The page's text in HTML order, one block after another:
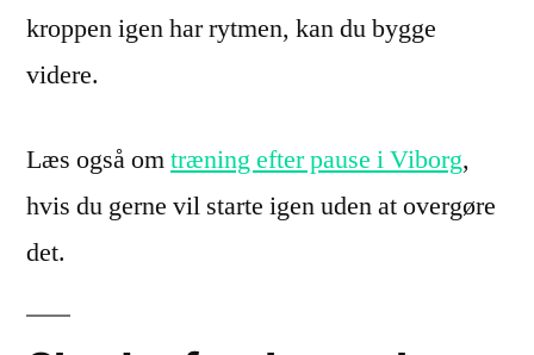
kroppen igen har rytmen, kan du bygge
videre.
Læs også omtræning efter pause i Viborg,
hvis du gerne vil starte igen uden at overgøre
det.